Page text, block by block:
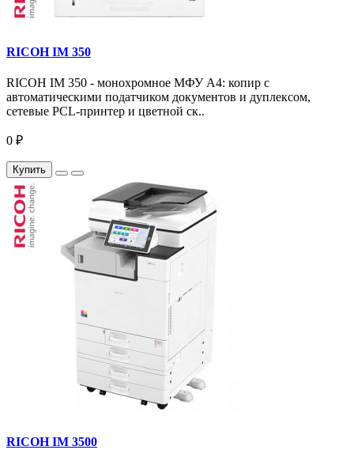
RICOH IM 350
RICOH IM 350 - монохромное МФУ A4: копир с
автоматическими податчиком документов и дуплексом,
сетевые PCL-принтер и цветной ск..
0 ₽
Купить
RICOH IM 3500